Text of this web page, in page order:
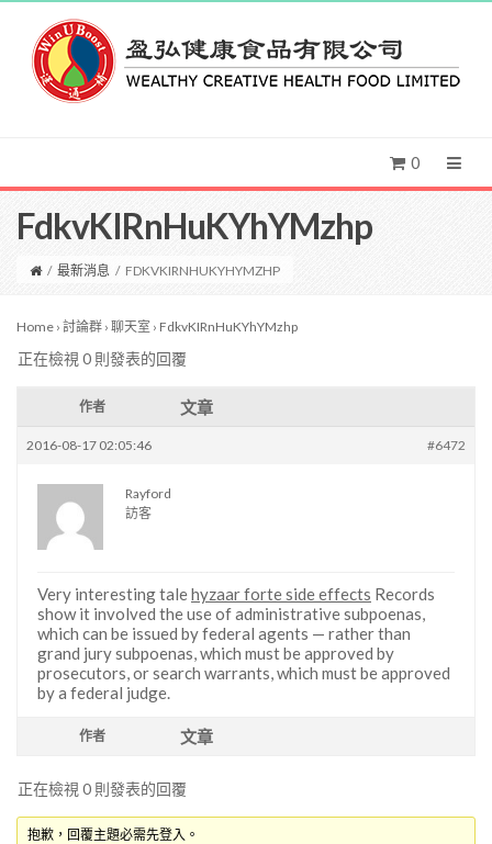
0
FdkvKIRnHuKYhYMzhp
/ 最新消息 / FDKVKIRNHUKYHYMZHP
Home › 討論群 › 聊天室 › FdkvKIRnHuKYhYMzhp
正在檢視 0 則發表的回覆
作者 文章
2016-08-17 02:05:46 #6472
Rayford
訪客
Very interesting talehyzaar forte side effects Records
show it involved the use of administrative subpoenas,
which can be issued by federal agents — rather than
grand jury subpoenas, which must be approved by
prosecutors, or search warrants, which must be approved
by a federal judge.
作者 文章
正在檢視 0 則發表的回覆
抱歉，回覆主題必需先登入。